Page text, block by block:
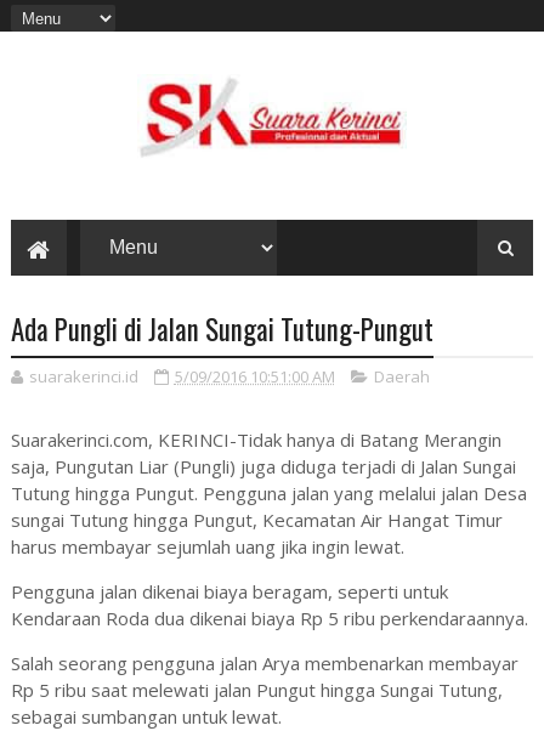
Ada Pungli di Jalan Sungai Tutung-Pungut
suarakerinci.id 5/09/2016 10:51:00 AM Daerah
Suarakerinci.com, KERINCI-Tidak hanya di Batang Merangin
saja, Pungutan Liar (Pungli) juga diduga terjadi di Jalan Sungai
Tutung hingga Pungut. Pengguna jalan yang melalui jalan Desa
sungai Tutung hingga Pungut, Kecamatan Air Hangat Timur
harus membayar sejumlah uang jika ingin lewat.
Pengguna jalan dikenai biaya beragam, seperti untuk
Kendaraan Roda dua dikenai biaya Rp 5 ribu perkendaraannya.
Salah seorang pengguna jalan Arya membenarkan membayar
Rp 5 ribu saat melewati jalan Pungut hingga Sungai Tutung,
sebagai sumbangan untuk lewat.